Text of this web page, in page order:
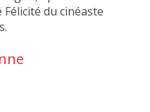
du cinéaste